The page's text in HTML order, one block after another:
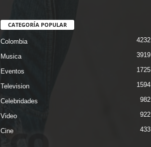
CATEGORÍA POPULAR
Colombia 4232
Musica 3919
Eventos 1725
Television 1594
Celebridades 982
Video 922
Cine 433